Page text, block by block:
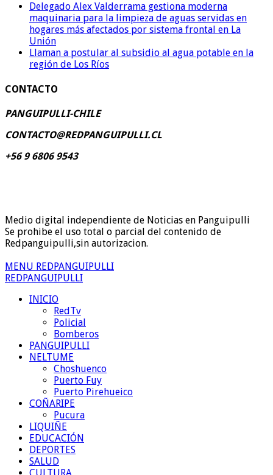
Delegado Alex Valderrama gestiona moderna
maquinaria para la limpieza de aguas servidas en
hogares más afectados por sistema frontal en La
Unión
Llaman a postular al subsidio al agua potable en la
región de Los Ríos
CONTACTO
PANGUIPULLI-CHILE
CONTACTO@REDPANGUIPULLI.CL
+56 9 6806 9543
Medio digital independiente de Noticias en Panguipulli
Se prohibe el uso total o parcial del contenido de
Redpanguipulli,sin autorizacion.
MENU REDPANGUIPULLI
REDPANGUIPULLI
INICIO
RedTv
Policial
Bomberos
PANGUIPULLI
NELTUME
Choshuenco
Puerto Fuy
Puerto Pirehueico
COÑARIPE
Pucura
LIQUIÑE
EDUCACIÓN
DEPORTES
SALUD